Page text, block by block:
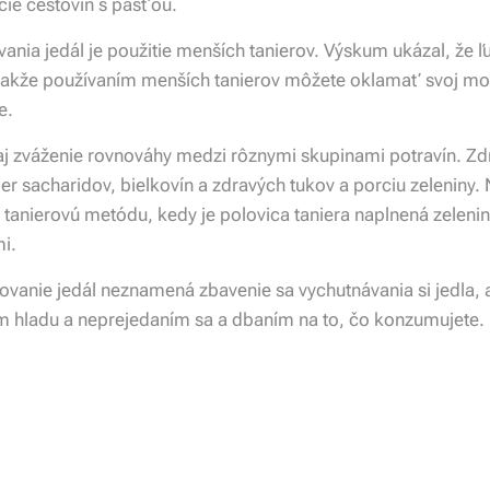
cestovín s päsťou.
jedál je použitie menších tanierov. Výskum ukázal, že
používaním menších tanierov môžete oklamať svoj
zváženie rovnováhy medzi rôznymi skupinami potravín.
sacharidov, bielkovín a zdravých tukov a porciu zeleniny.
metódu, kedy je polovica taniera naplnená
jedál neznamená zbavenie sa vychutnávania si jedla,
hladu a neprejedaním sa a dbaním na to, čo konzumujete.